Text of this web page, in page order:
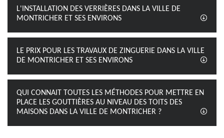
L'INSTALLATION DES VERRIÈRES DANS LA VILLE DE
MONTRICHER ET SES ENVIRONS
LE PRIX POUR LES TRAVAUX DE ZINGUERIE DANS LA VILLE
DE MONTRICHER ET SES ENVIRONS
QUI CONNAIT TOUTES LES MÉTHODES POUR METTRE EN
PLACE LES GOUTTIÈRES AU NIVEAU DES TOITS DES
MAISONS DANS LA VILLE DE MONTRICHER ?